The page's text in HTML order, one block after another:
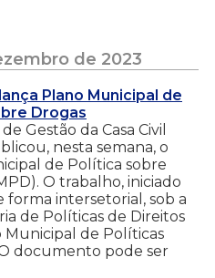
de 2023
Plano Municipal de
Drogas
Gestão da Casa Civil
nesta semana, o
de Política sobre
O trabalho, iniciado
forma intersetorial, sob a
de Políticas de Direitos
Municipal de Políticas
documento pode ser